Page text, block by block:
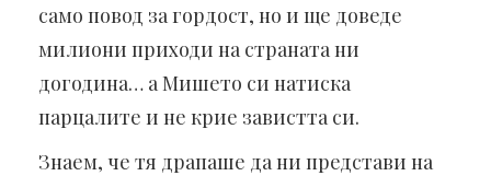
само повод за гордост, но и ще доведе
милиони приходи на страната ни
догодина… а Мишето си натиска
парцалите и не крие завистта си.
Знаем, че тя драпаше да ни представи на